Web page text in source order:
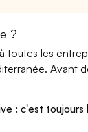
?
toutes les
Avant
: c'est toujours